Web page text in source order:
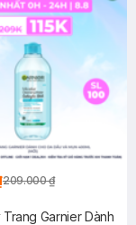
209.000 ₫
Garnier Dành